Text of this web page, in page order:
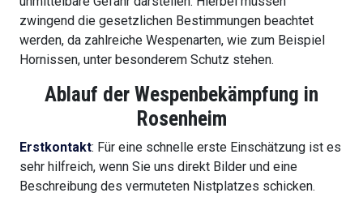
zwingend die gesetzlichen Bestimmungen beachtet
werden, da zahlreiche Wespenarten, wie zum Beispiel
Hornissen, unter besonderem Schutz stehen.
Ablauf der Wespenbekämpfung in
Rosenheim
Erstkontakt: Für eine schnelle erste Einschätzung ist es
sehr hilfreich, wenn Sie uns direkt Bilder und eine
Beschreibung des vermuteten Nistplatzes schicken.